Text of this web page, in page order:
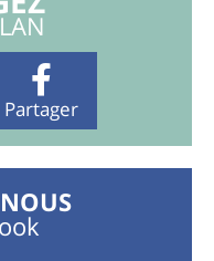
Partager